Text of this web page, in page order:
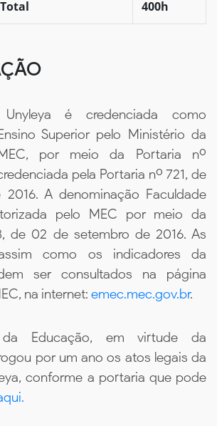
400h
é credenciada como
Superior pelo Ministério da
por meio da Portaria nº
pela Portaria nº 721, de
A denominação Faculdade
pelo MEC por meio da
de 02 de setembro de 2016. As
como os indicadores da
ser consultados na página
na internet: emec.mec.gov.br.
Educação, em virtude da
por um ano os atos legais da
conforme a portaria que pode